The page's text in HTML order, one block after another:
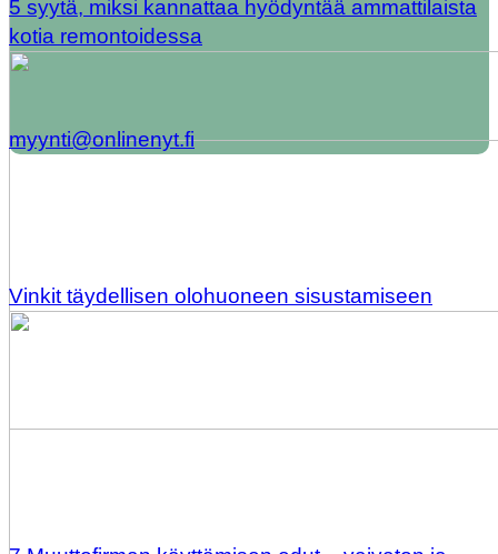
5 syytä, miksi kannattaa hyödyntää ammattilaista
kotia remontoidessa
Vinkit täydellisen olohuoneen sisustamiseen
myynti@onlinenyt.fi